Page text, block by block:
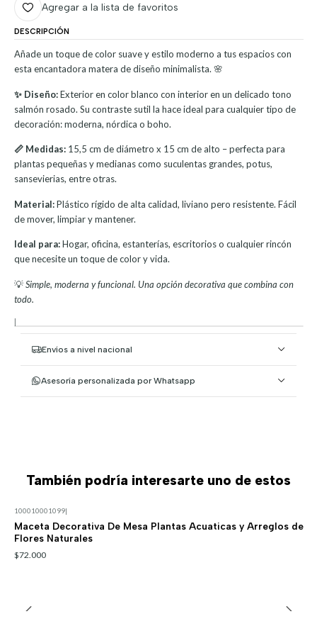
Agregar a la lista de favoritos
DESCRIPCIÓN
Añade un toque de color suave y estilo moderno a tus espacios con
esta encantadora matera de diseño minimalista. 🌸
✨ Diseño:Exterior en color blanco con interior en un delicado tono
salmón rosado. Su contraste sutil la hace ideal para cualquier tipo de
decoración: moderna, nórdica o boho.
📏 Medidas: 15,5 cm de diámetro x 15 cm de alto – perfecta para
plantas pequeñas y medianas como suculentas grandes, potus,
sansevierias, entre otras.
Material:Plástico rígido de alta calidad, liviano pero resistente. Fácil
de mover, limpiar y mantener.
Ideal para:Hogar, oficina, estanterías, escritorios o cualquier rincón
que necesite un toque de color y vida.
💡Simple, moderna y funcional. Una opción decorativa que combina con
todo.
|
Envíos a nivel nacional
Asesoría personalizada por Whatsapp
También podría interesarte uno de estos
100010001099|
Maceta Decorativa De Mesa Plantas Acuaticas y Arreglos de
Flores Naturales
$72.000